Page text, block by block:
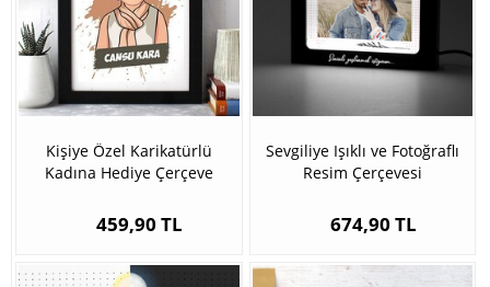
Kişiye Özel Karikatürlü
Kadına Hediye Çerçeve
459,90 TL
Sevgiliye Işıklı ve Fotoğraflı
Resim Çerçevesi
674,90 TL